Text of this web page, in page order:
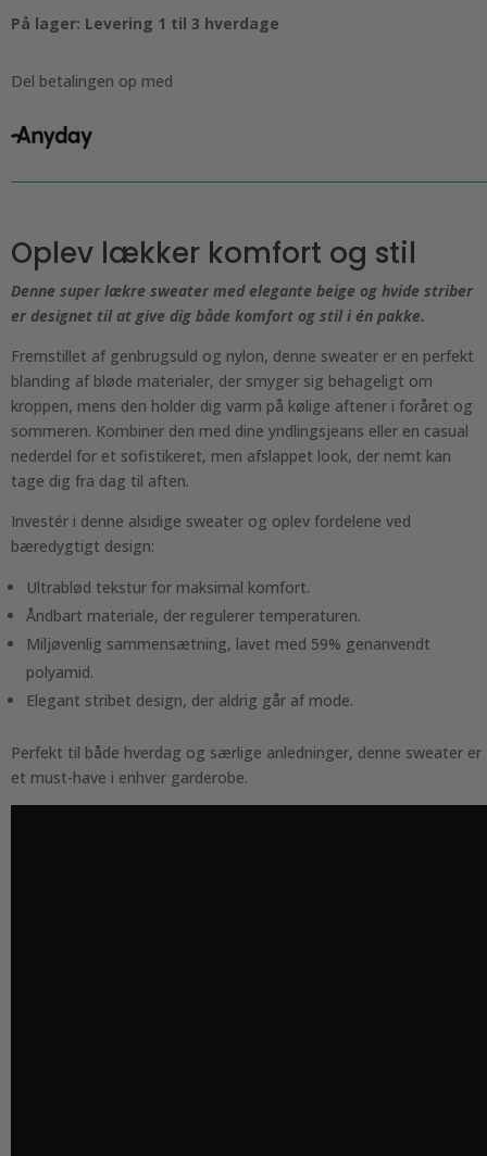
sweater,
hvide
antal
På lager: Levering 1 til 3 hverdage
Del betalingen op med
Oplev lækker komfort og stil
Denne super lækre sweater med elegante beige og hvide striber
er designet til at give dig både komfort og stil i én pakke.
Fremstillet af genbrugsuld og nylon, denne sweater er en perfekt
blanding af bløde materialer, der smyger sig behageligt om
kroppen, mens den holder dig varm på kølige aftener i foråret og
sommeren. Kombiner den med dine yndlingsjeans eller en casual
nederdel for et sofistikeret, men afslappet look, der nemt kan
tage dig fra dag til aften.
Investér i denne alsidige sweater og oplev fordelene ved
bæredygtigt design:
Ultrablød tekstur for maksimal komfort.
Åndbart materiale, der regulerer temperaturen.
Miljøvenlig sammensætning, lavet med 59% genanvendt
polyamid.
Elegant stribet design, der aldrig går af mode.
Perfekt til både hverdag og særlige anledninger, denne sweater er
et must-have i enhver garderobe.